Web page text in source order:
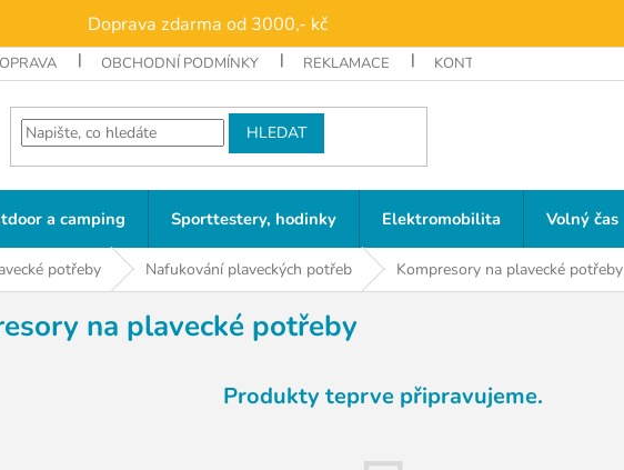
Doprava zdarma od 3000,- kč
OBCHODNÍ PODMÍNKY REKLAMACE KONTAKTY
HLEDAT
a camping Sporttestery, hodinky Elektromobilita Volný čas
potřeby Nafukování plaveckých potřeb Kompresory na plavecké potřeby
na plavecké potřeby
Produkty teprve připravujeme.